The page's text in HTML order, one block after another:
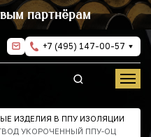
партнёрам
+7 (495) 147-00-57
ИЗДЕЛИЯ В ППУ ИЗОЛЯЦИИ
УКОРОЧЕННЫЙ ППУ-ОЦ